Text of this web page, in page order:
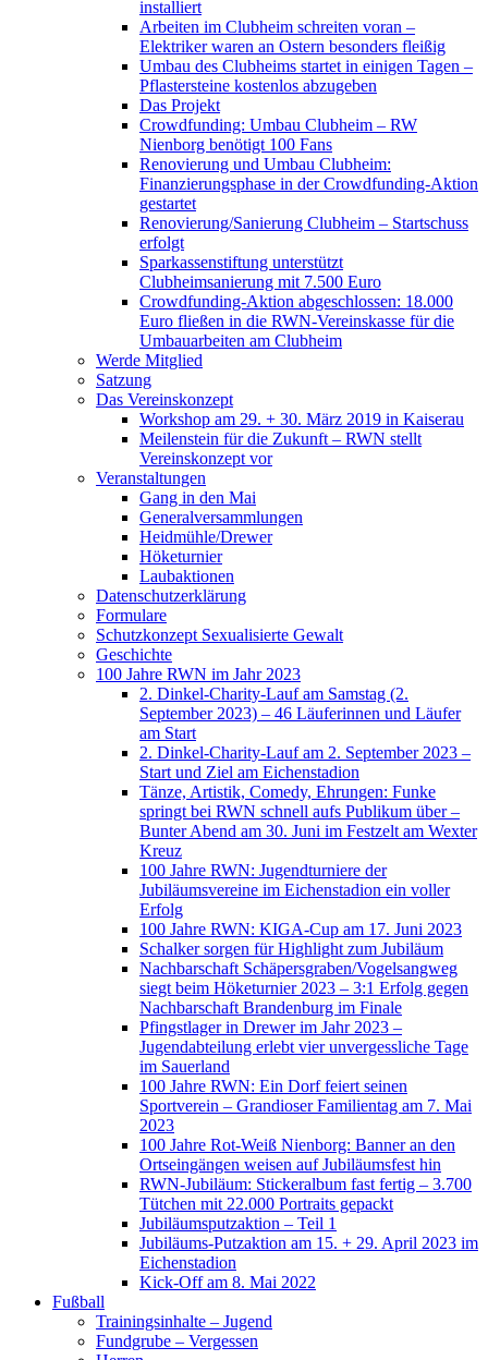
installiert
Arbeiten im Clubheim schreiten voran –
Elektriker waren an Ostern besonders fleißig
Umbau des Clubheims startet in einigen Tagen –
Pflastersteine kostenlos abzugeben
Das Projekt
Crowdfunding: Umbau Clubheim – RW
Nienborg benötigt 100 Fans
Renovierung und Umbau Clubheim:
Finanzierungsphase in der Crowdfunding-Aktion
gestartet
Renovierung/Sanierung Clubheim – Startschuss
erfolgt
Sparkassenstiftung unterstützt
Clubheimsanierung mit 7.500 Euro
Crowdfunding-Aktion abgeschlossen: 18.000
Euro fließen in die RWN-Vereinskasse für die
Umbauarbeiten am Clubheim
Werde Mitglied
Satzung
Das Vereinskonzept
Workshop am 29. + 30. März 2019 in Kaiserau
Meilenstein für die Zukunft – RWN stellt
Vereinskonzept vor
Veranstaltungen
Gang in den Mai
Generalversammlungen
Heidmühle/Drewer
Höketurnier
Laubaktionen
Datenschutzerklärung
Formulare
Schutzkonzept Sexualisierte Gewalt
Geschichte
100 Jahre RWN im Jahr 2023
2. Dinkel-Charity-Lauf am Samstag (2.
September 2023) – 46 Läuferinnen und Läufer
am Start
2. Dinkel-Charity-Lauf am 2. September 2023 –
Start und Ziel am Eichenstadion
Tänze, Artistik, Comedy, Ehrungen: Funke
springt bei RWN schnell aufs Publikum über –
Bunter Abend am 30. Juni im Festzelt am Wexter
Kreuz
100 Jahre RWN: Jugendturniere der
Jubiläumsvereine im Eichenstadion ein voller
Erfolg
100 Jahre RWN: KIGA-Cup am 17. Juni 2023
Schalker sorgen für Highlight zum Jubiläum
Nachbarschaft Schäpersgraben/Vogelsangweg
siegt beim Höketurnier 2023 – 3:1 Erfolg gegen
Nachbarschaft Brandenburg im Finale
Pfingstlager in Drewer im Jahr 2023 –
Jugendabteilung erlebt vier unvergessliche Tage
im Sauerland
100 Jahre RWN: Ein Dorf feiert seinen
Sportverein – Grandioser Familientag am 7. Mai
2023
100 Jahre Rot-Weiß Nienborg: Banner an den
Ortseingängen weisen auf Jubiläumsfest hin
RWN-Jubiläum: Stickeralbum fast fertig – 3.700
Tütchen mit 22.000 Portraits gepackt
Jubiläumsputzaktion – Teil 1
Jubiläums-Putzaktion am 15. + 29. April 2023 im
Eichenstadion
Kick-Off am 8. Mai 2022
Fußball
Trainingsinhalte – Jugend
Fundgrube – Vergessen